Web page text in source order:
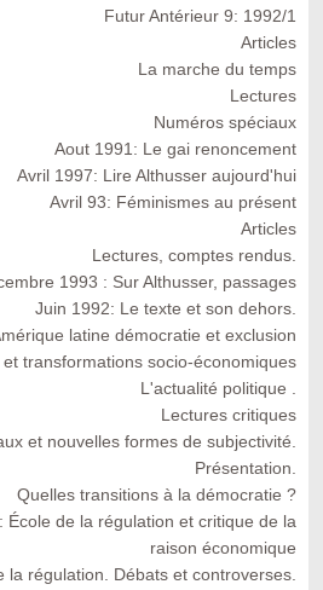
Futur Antérieur 9: 1992/1
Articles
La marche du temps
Lectures
Numéros spéciaux
Aout 1991: Le gai renoncement
Avril 1997: Lire Althusser aujourd'hui
Avril 93: Féminismes au présent
Articles
Lectures, comptes rendus.
1993 : Sur Althusser, passages
Juin 1992: Le texte et son dehors.
latine démocratie et exclusion
transformations socio-économiques
L'actualité politique .
Lectures critiques
et nouvelles formes de subjectivité.
Présentation.
Quelles transitions à la démocratie ?
École de la régulation et critique de la
raison économique
la régulation. Débats et controverses.